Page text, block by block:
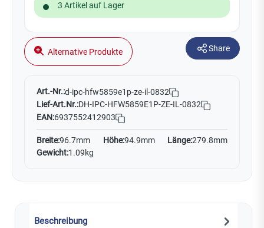
3 Artikel auf Lager
Alternative Produkte Share
Art.-Nr.:d-ipc-hfw5859e1p-ze-il-0832
Lief-Art.Nr.:DH-IPC-HFW5859E1P-ZE-IL-0832
EAN:6937552412903
Breite:96.7mm Höhe:94.9mm Länge:279.8mm
Gewicht:1.09kg
Beschreibung